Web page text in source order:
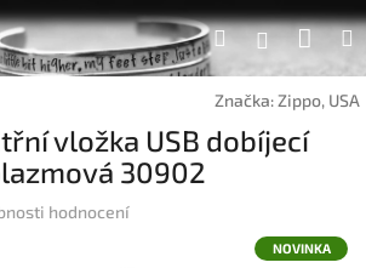
Hledat
Značka:Zippo, USA
vložka USB dobíjecí
30902
hodnocení
NOVINKA